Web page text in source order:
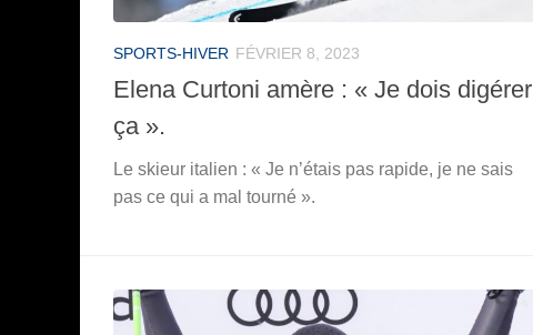
SPORTS-HIVER FÉVRIER 8, 2023
Elena Curtoni amère : « Je dois digérer
ça ».
Le skieur italien : « Je n’étais pas rapide, je ne sais
pas ce qui a mal tourné ».